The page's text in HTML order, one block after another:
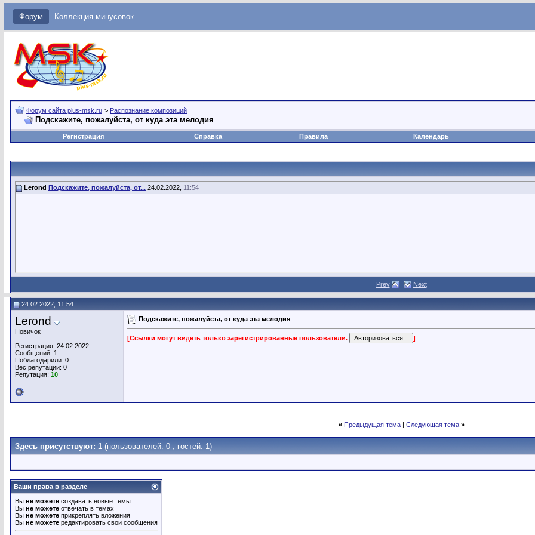
Форум Коллекция минусовок
Форум сайта plus-msk.ru > Распознание композиций
Подскажите, пожалуйста, от куда эта мелодия
Регистрация Справка Правила Календарь
Lerond Подскажите, пожалуйста, от... 24.02.2022, 11:54
Prev Next
24.02.2022, 11:54
Lerond
Новичок
Регистрация: 24.02.2022
Сообщений: 1
Поблагодарили: 0
Вес репутации: 0
Репутация: 10
Подскажите, пожалуйста, от куда эта мелодия
[Ссылки могут видеть только зарегистрированные пользователи. ]
« Предыдущая тема| Следующая тема »
Здесь присутствуют: 1 (пользователей: 0 , гостей: 1)
Ваши права в разделе
Вы не можете создавать новые темы
Вы не можете отвечать в темах
Вы не можете прикреплять вложения
Вы не можете редактировать свои сообщения